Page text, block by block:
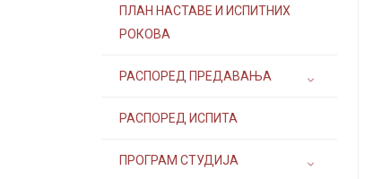
ПЛАН НАСТАВЕ И ИСПИТНИХ
РОКОВА
РАСПОРЕД ПРЕДАВАЊА
РАСПОРЕД ИСПИТА
ПРОГРАМ СТУДИЈА